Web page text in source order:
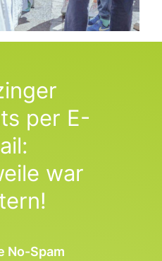
per E-
war
No-Spam